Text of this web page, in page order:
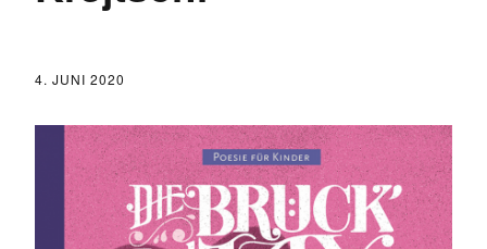
4. JUNI 2020